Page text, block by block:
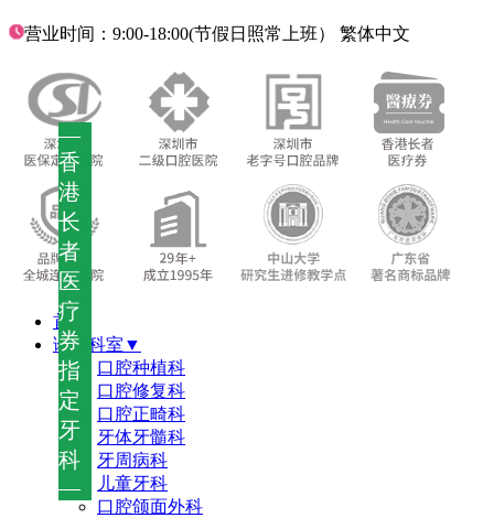
—
香
港
长
者
医
疗
券
指
定
牙
科
—
营业时间：9:00-18:00(节假日照常上班） 繁体中文
首页
诊疗科室▼
口腔种植科
口腔修复科
口腔正畸科
牙体牙髓科
牙周病科
儿童牙科
口腔颌面外科